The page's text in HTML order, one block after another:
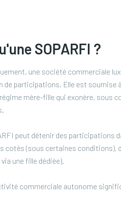
SOPARFI ?
une société commerciale
de participations. Elle est soumise
mère-fille qui exonère, sous
peut détenir des participations
cotés (sous certaines conditions),
une fille dédiée).
commerciale autonome